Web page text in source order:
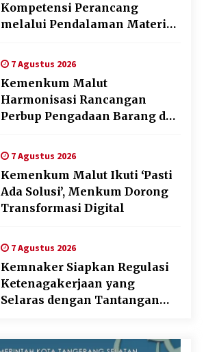
Kompetensi Perancang
melalui Pendalaman Materi
Daerah
7 Agustus 2026
Kemenkum Malut
Harmonisasi Rancangan
Perbup Pengadaan Barang dan
7 Agustus 2026
Kemenkum Malut Ikuti ‘Pasti
Ada Solusi’, Menkum Dorong
Transformasi Digital
7 Agustus 2026
Kemnaker Siapkan Regulasi
Ketenagakerjaan yang
Selaras dengan Tantangan